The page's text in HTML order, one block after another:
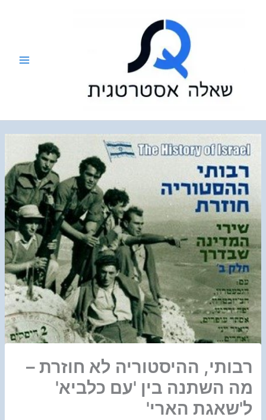
רבותי, ההיסטוריה לא חוזרת –
מה השתנה בין 'עם כלביא'
ל'שאגת הארי'